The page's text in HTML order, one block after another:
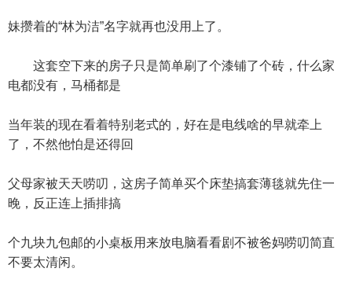
妹攒着的“林为洁”名字就再也没用上了。
这套空下来的房子只是简单刷了个漆铺了个砖，什么家
电都没有，马桶都是
当年装的现在看着特别老式的，好在是电线啥的早就牵上
了，不然他怕是还得回
父母家被天天唠叨，这房子简单买个床垫搞套薄毯就先住一
晚，反正连上插排搞
个九块九包邮的小桌板用来放电脑看看剧不被爸妈唠叨简直
不要太清闲。